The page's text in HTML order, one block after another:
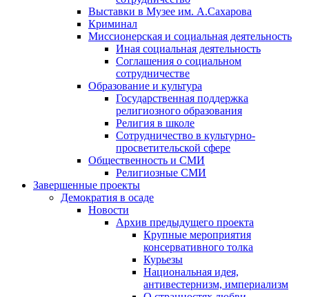
Выставки в Музее им. А.Сахарова
Криминал
Миссионерская и социальная деятельность
Иная социальная деятельность
Соглашения о социальном
сотрудничестве
Образование и культура
Государственная поддержка
религиозного образования
Религия в школе
Сотрудничество в культурно-
просветительской сфере
Общественность и СМИ
Религиозные СМИ
Завершенные проекты
Демократия в осаде
Новости
Архив предыдущего проекта
Крупные мероприятия
консервативного толка
Курьезы
Национальная идея,
антивестернизм, империализм